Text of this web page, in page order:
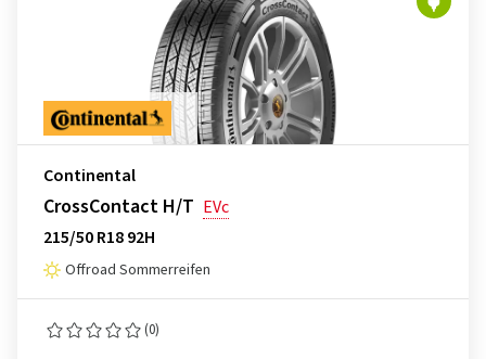
Continental
CrossContact H/T EVc
215/50 R18 92H
Offroad Sommerreifen
(0)